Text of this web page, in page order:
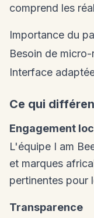
comprend les
Importance du
Besoin de
Interface
Ce qui
Engagement
L'équipe I am
et marques
pertinentes pour
Transparence